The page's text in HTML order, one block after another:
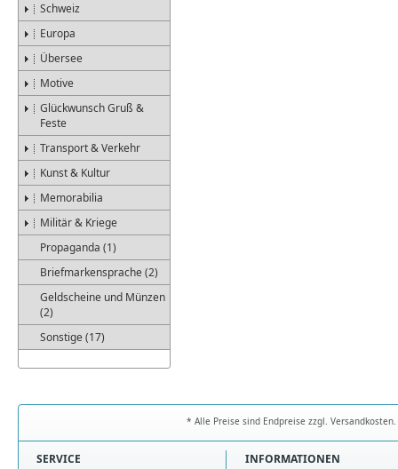
Schweiz
Europa
Übersee
Motive
Glückwunsch Gruß &
Feste
Transport & Verkehr
Kunst & Kultur
Memorabilia
Militär & Kriege
Propaganda (1)
Briefmarkensprache (2)
Geldscheine und Münzen
(2)
Sonstige (17)
* Alle Preise sind Endpreise zzgl.
SERVICE
INFORMATIONEN